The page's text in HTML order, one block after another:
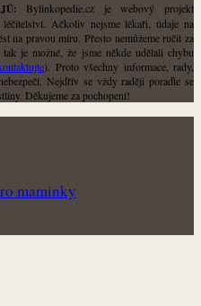
Bylinkopedie.cz je webový projekt
Ačkoliv nejsme lékaři, údaje na
na pravou míru. Přesto nemůžeme ručit za
je možné, že jsme někde udělali chybu
). Proto všechny informace, rady,
Nejdřív se vždy raději poraďte se
Děkujeme za pochopení!
maminky